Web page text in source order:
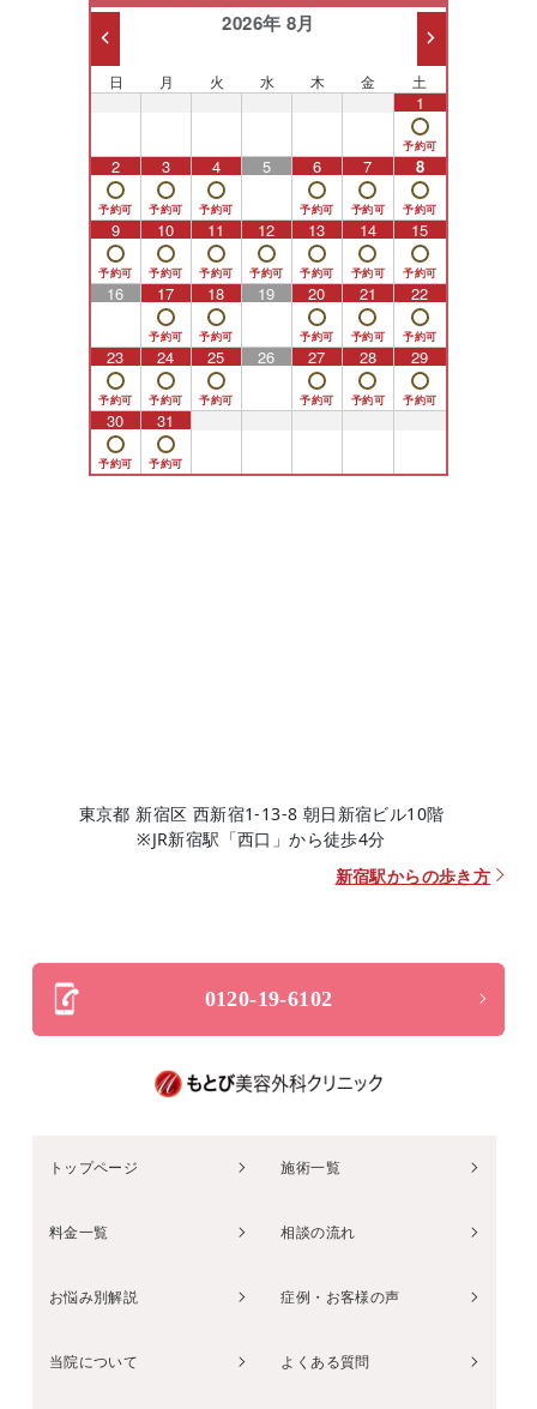
2026年 8月
日 月 火 水 木 金 土
1
2 3 4 5 6 7 8
9 10 11 12 13 14 15
16 17 18 19 20 21 22
23 24 25 26 27 28 29
30 31
東京都 新宿区 西新宿1-13-8 朝日新宿ビル10階
※JR新宿駅「西口」から徒歩4分
新宿駅からの歩き方
0120-19-6102
トップページ 施術一覧
料金一覧 相談の流れ
お悩み別解説 症例・お客様の声
当院について よくある質問